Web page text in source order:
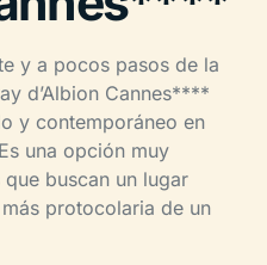
y a pocos pasos de la
d’Albion Cannes****
y contemporáneo en
una opción muy
buscan un lugar
protocolaria de un